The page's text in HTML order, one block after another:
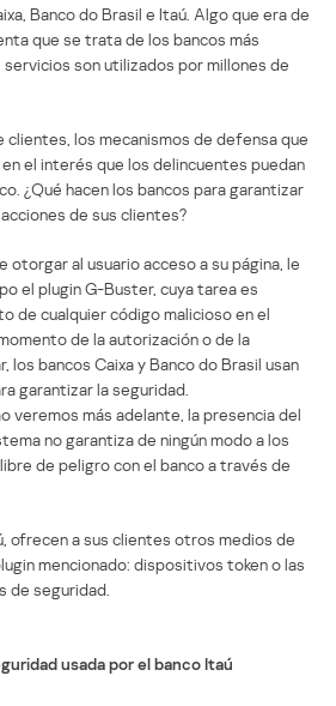
Banco do Brasil e Itaú. Algo que era de
que se trata de los bancos más
son utilizados por millones de
clientes, los mecanismos de defensa que
el interés que los delincuentes puedan
¿Qué hacen los bancos para garantizar
de sus clientes?
otorgar al usuario acceso a su página, le
el plugin G-Buster, cuya tarea es
de cualquier código malicioso en el
de la autorización o de la
los bancos Caixa y Banco do Brasil usan
garantizar la seguridad.
veremos más adelante, la presencia del
no garantiza de ningún modo a los
de peligro con el banco a través de
ofrecen a sus clientes otros medios de
mencionado: dispositivos token o las
de seguridad.
usada por el banco Itaú